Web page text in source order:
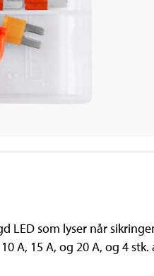
LED som lyser når
A, 15 A, og 20 A, og 4